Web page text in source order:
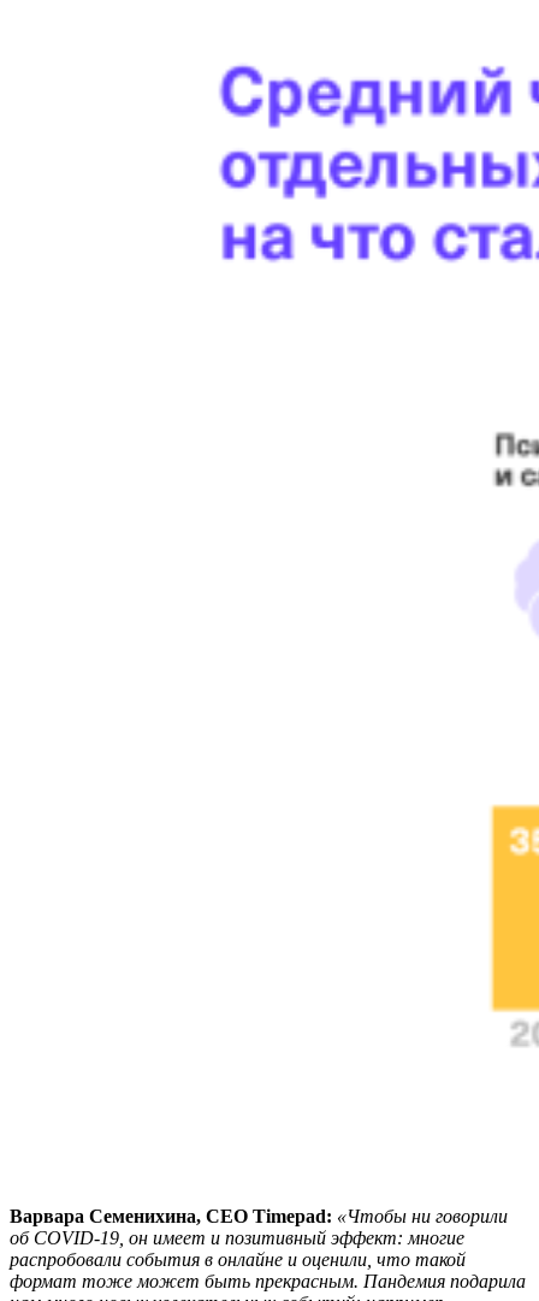
Варвара Семенихина, CEO Timepad: «Чтобы ни говорили
об COVID-19, он имеет и позитивный эффект: многие
распробовали события в онлайне и оценили, что такой
формат тоже может быть прекрасным. Пандемия подарила